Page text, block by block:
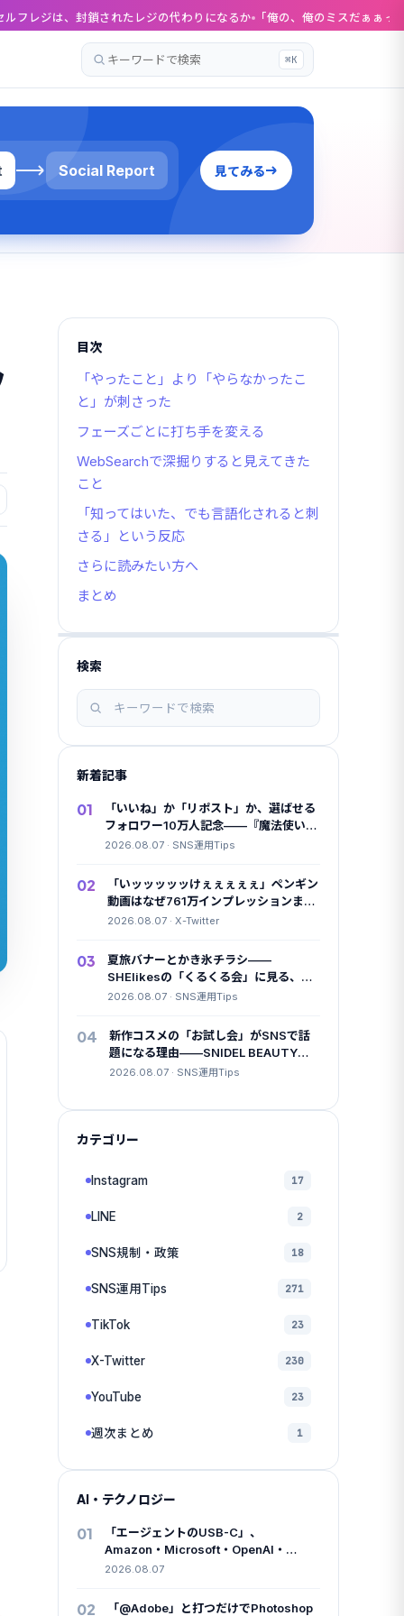
たレジの代わりになるか 「俺の、俺のミスだぁぁっ！」ヒイロが絶叫す
記
事
を
⌘K
Social Report 見てみる
目次
「やったこと」より「やらなかったこ
と」が刺さった
フェーズごとに打ち手を変える
WebSearchで深掘りすると見えてきた
こと
「知ってはいた、でも言語化されると刺
さる」という反応
さらに読みたい方へ
まとめ
検索
記
事
を
検
新着記事
01
「いいね」か「リポスト」か、選ばせる
フォロワー10万人記念——『魔法使いの
夜』公式Xの設計
2026.08.07 · SNS運用Tips
02
「いッッッッッけぇぇぇぇぇ」ペンギン
動画はなぜ761万インプレッションまで
伸びたのか
2026.08.07 · X-Twitter
03
夏旅バナーとかき氷チラシ——
SHElikesの「くるくる会」に見る、学
習コミュニティを本気にさせる課題設計
2026.08.07 · SNS運用Tips
04
新作コスメの「お試し会」がSNSで話
題になる理由——SNIDEL BEAUTYの
秋コレ施策から考える
2026.08.07 · SNS運用Tips
カテゴリー
Instagram 17
LINE 2
SNS規制・政策 18
SNS運用Tips 271
TikTok 23
X-Twitter 230
YouTube 23
週次まとめ 1
AI・テクノロジー
01
「エージェントのUSB-C」、
Amazon・Microsoft・OpenAI・
Googleが同じ仕様書に名を連ねた
2026.08.07
02 「@Adobe」と打つだけでPhotoshop